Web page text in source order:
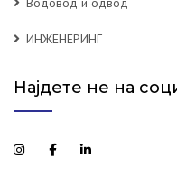
ИНЖЕНЕРИНГ
Најдете не на